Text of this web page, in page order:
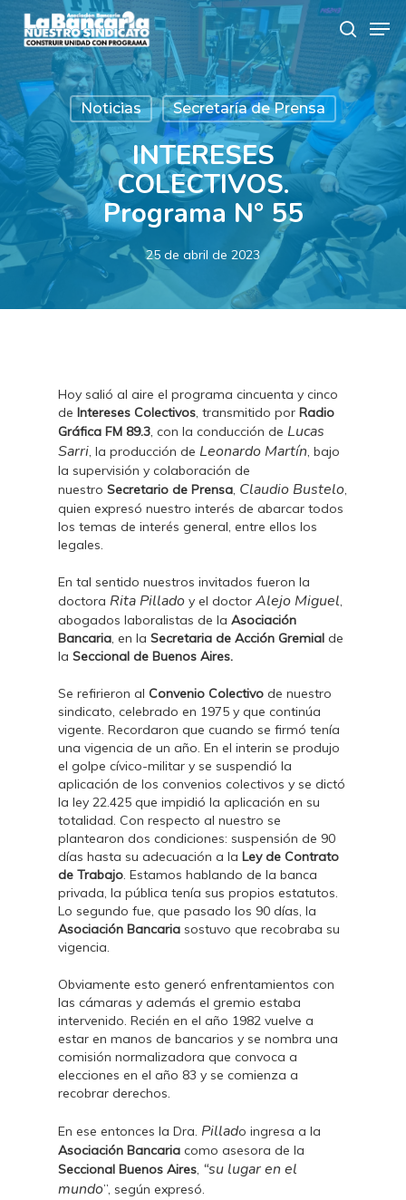
main
search
Noticias Secretaría de Prensa
INTERESES
COLECTIVOS.
Programa N° 55
25 de abril de 2023
Hoy salió al aire el programa cincuenta y cinco
deIntereses Colectivos, transmitido porRadio
Gráfica FM 89.3, con la conducción de Lucas
Sarri, la producción de Leonardo Martín, bajo
la supervisión y colaboración de
nuestroSecretario de Prensa, Claudio Bustelo,
quien expresó nuestro interés de abarcar todos
los temas de interés general, entre ellos los
legales.
En tal sentido nuestros invitados fueron la
doctora Rita Pillado y el doctorAlejo Miguel,
abogados laboralistas de laAsociación
Bancaria, en laSecretaria de Acción Gremial de
laSeccional de Buenos Aires.
Se refirieron alConvenio Colectivo de nuestro
sindicato, celebrado en 1975 y que continúa
vigente. Recordaron que cuando se firmó tenía
una vigencia de un año. En el interin se produjo
el golpe cívico-militar y se suspendió la
aplicación de los convenios colectivos y se dictó
la ley 22.425 que impidió la aplicación en su
totalidad. Con respecto al nuestro se
plantearon dos condiciones: suspensión de 90
días hasta su adecuación a laLey de Contrato
de Trabajo. Estamos hablando de la banca
privada, la pública tenía sus propios estatutos.
Lo segundo fue, que pasado los 90 días, la
Asociación Bancaria sostuvo que recobraba su
vigencia.
Obviamente esto generó enfrentamientos con
las cámaras y además el gremio estaba
intervenido. Recién en el año 1982 vuelve a
estar en manos de bancarios y se nombra una
comisión normalizadora que convoca a
elecciones en el año 83 y se comienza a
recobrar derechos.
En ese entonces la Dra. Pillado ingresa a la
Asociación Bancaria como asesora de la
Seccional Buenos Aires, “su lugar en el
mundo”, según expresó.